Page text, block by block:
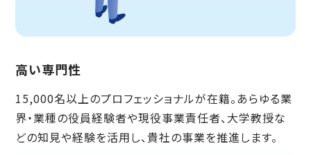
高い専門性
15,000名以上のプロフェッショナルが在籍。あらゆる業
界・業種の役員経験者や現役事業責任者、大学教授な
どの知見や経験を活用し、貴社の事業を推進します。